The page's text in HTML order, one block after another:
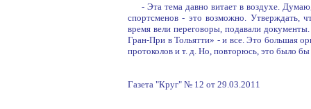
- Эта тема давно витает в воздухе.
спортсменов - это возможно. Утверждать,
время вели переговоры, подавали
Гран-При в Тольятти» - и все. Это большая
протоколов и т. д. Но, повторюсь, это было
Газета "Круг" № 12 от 29.03.2011